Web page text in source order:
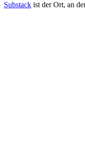
Substack ist der Ort, an